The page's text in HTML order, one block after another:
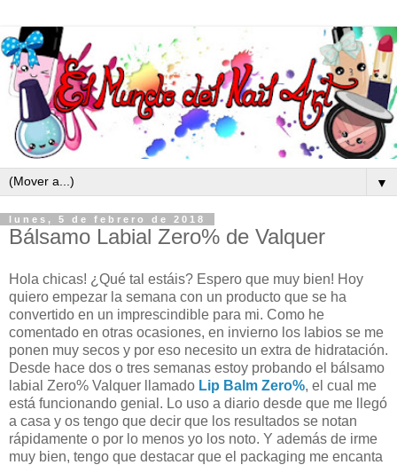
▼
lunes, 5 de febrero de 2018
Bálsamo Labial Zero% de Valquer
Hola chicas! ¿Qué tal estáis? Espero que muy bien! Hoy
quiero empezar la semana con un producto que se ha
convertido en un imprescindible para mi. Como he
comentado en otras ocasiones, en invierno los labios se me
ponen muy secos y por eso necesito un extra de hidratación.
Desde hace dos o tres semanas estoy probando el bálsamo
labial Zero% Valquer llamado Lip Balm Zero%, el cual me
está funcionando genial. Lo uso a diario desde que me llegó
a casa y os tengo que decir que los resultados se notan
rápidamente o por lo menos yo los noto. Y además de irme
muy bien, tengo que destacar que el packaging me encanta